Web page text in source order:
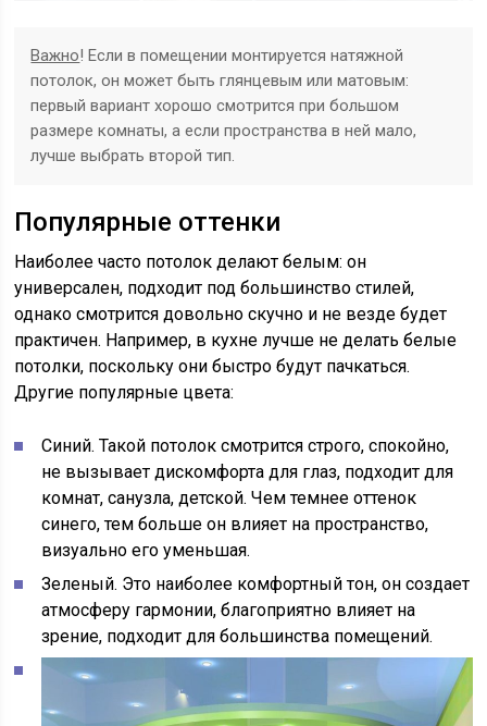
Важно! Если в помещении монтируется натяжной
потолок, он может быть глянцевым или матовым:
первый вариант хорошо смотрится при большом
размере комнаты, а если пространства в ней мало,
лучше выбрать второй тип.
Популярные оттенки
Наиболее часто потолок делают белым: он
универсален, подходит под большинство стилей,
однако смотрится довольно скучно и не везде будет
практичен. Например, в кухне лучше не делать белые
потолки, поскольку они быстро будут пачкаться.
Другие популярные цвета:
Синий. Такой потолок смотрится строго, спокойно,
не вызывает дискомфорта для глаз, подходит для
комнат, санузла, детской. Чем темнее оттенок
синего, тем больше он влияет на пространство,
визуально его уменьшая.
Зеленый. Это наиболее комфортный тон, он создает
атмосферу гармонии, благоприятно влияет на
зрение, подходит для большинства помещений.